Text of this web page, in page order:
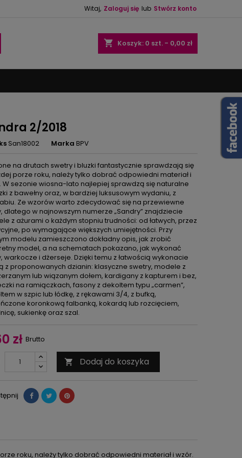
Witaj, Zaloguj się lub Stwórz konto
shopping_cart Koszyk: 0 szt. - 0,00 zł
2/2018
San18002 Marka BPV
na drutach swetry i bluzki fantastycznie sprawdzają się
porze roku, należy tylko dobrać odpowiedni materiał i
W sezonie wiosna-lato najlepiej sprawdzą się naturalne
z bawełny oraz, w bardziej luksusowym wydaniu, z
Ze wzorów warto zdecydować się na przewiewne
dlatego w najnowszym numerze „Sandry” znajdziecie
z ażurami o każdym stopniu trudności: od łatwych, przez
po wymagające większych umiejętności. Przy
modelu zamieszczono dokładny opis, jak zrobić
model, a na schematach pokazano, jak wykonać
warkocze i dżerseje. Dzięki temu z łatwością wykonacie
z proponowanych dzianin: klasyczne swetry, modele z
lub wiązanym dołem, kardigany z kapturem i bez,
na ramiączkach, fasony z dekoltem typu „carmen”,
w szpic lub łódkę, z rękawami 3/4, z bufką,
koronkową falbanką, kokardą lub rozcięciem,
sukienkę oraz szal.
zł Brutto
 Dodaj do koszyka
roku, należy tylko dobrać odpowiedni materiał i wzór.